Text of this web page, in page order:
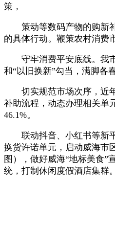
策，
策动等数码产物的购新补
的具体行动。鞭策农村消费
守牢消费平安底线。我市
和“以旧换新”勾当，满脚各
切实规范市场次序，近年
补助流程，动态办理相关单
46.1%。
联动抖音、小红书等新平
换货许诺单元，启动威海市
图），做好威海“地标美食”
统，打制休闲度假酒店集群。